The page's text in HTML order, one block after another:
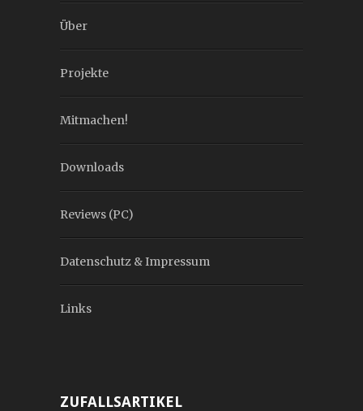
Über
Projekte
Mitmachen!
Downloads
Reviews (PC)
Datenschutz & Impressum
Links
ZUFALLSARTIKEL